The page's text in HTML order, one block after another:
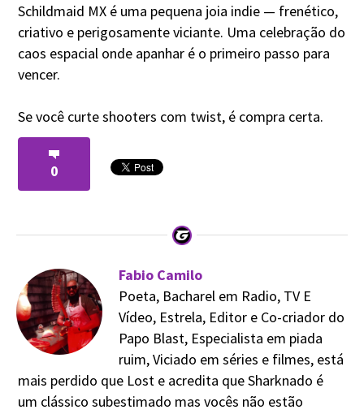
Schildmaid MX é uma pequena joia indie — frenético,
criativo e perigosamente viciante. Uma celebração do
caos espacial onde apanhar é o primeiro passo para
vencer.
Se você curte shooters com twist, é compra certa.
0
Fabio Camilo
Poeta, Bacharel em Radio, TV E
Vídeo, Estrela, Editor e Co-criador do
Papo Blast, Especialista em piada
ruim, Viciado em séries e filmes, está
mais perdido que Lost e acredita que Sharknado é
um clássico subestimado mas vocês não estão